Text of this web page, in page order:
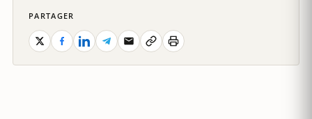
PARTAGER